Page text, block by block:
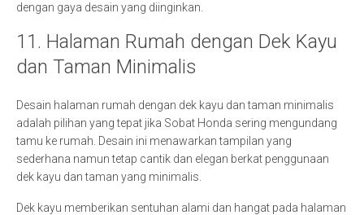
dengan gaya desain yang diinginkan.
11. Halaman Rumah dengan Dek Kayu
dan Taman Minimalis
Desain halaman rumah dengan dek kayu dan taman minimalis
adalah pilihan yang tepat jika Sobat Honda sering mengundang
tamu ke rumah. Desain ini menawarkan tampilan yang
sederhana namun tetap cantik dan elegan berkat penggunaan
dek kayu dan taman yang minimalis.
Dek kayu memberikan sentuhan alami dan hangat pada halaman